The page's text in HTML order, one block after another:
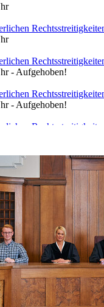
- Aufgehoben!
- Aufgehoben!
- Aufgehoben!